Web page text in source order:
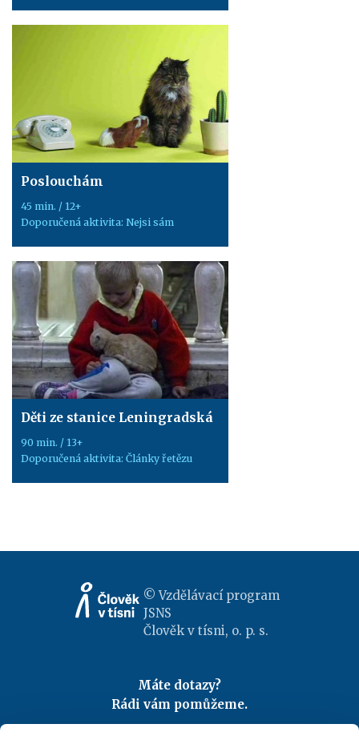
Poslouchám
45 min. / 12+
Doporučená aktivita: Nejsi sám
Děti ze stanice Leningradská
90 min. / 13+
Doporučená aktivita: Články řetězu
© Vzdělávací program
JSNS
Člověk v tísni, o. p. s.
Máte dotazy?
Rádi vám pomůžeme.